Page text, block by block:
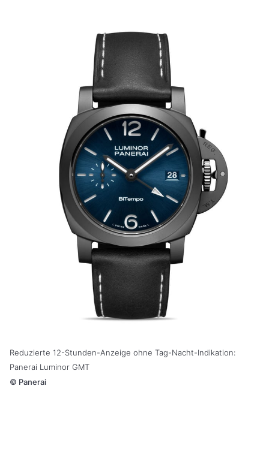
Reduzierte 12-Stunden-Anzeige ohne Tag-Nacht-Indikation:
Panerai Luminor GMT
© Panerai